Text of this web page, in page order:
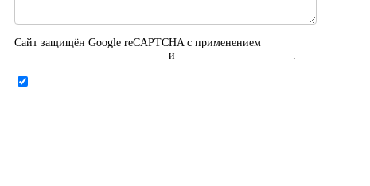
Сайт защищён Google reCAPTCHA с применением
и .